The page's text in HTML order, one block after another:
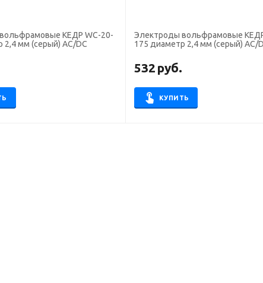
КЕДР WC-20-
2,4 мм (серый) AC/DC
Электроды вольфрамовые
175 диаметр 2,4 мм (серый) AC/
532 руб.
КУПИТЬ